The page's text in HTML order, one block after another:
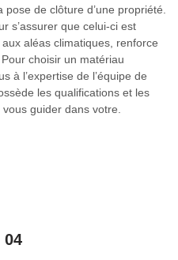
de clôture d’une propriété.
s’assurer que celui-ci est
aléas climatiques, renforce
choisir un matériau
à l’expertise de l’équipe de
les qualifications et les
guider dans votre.
04